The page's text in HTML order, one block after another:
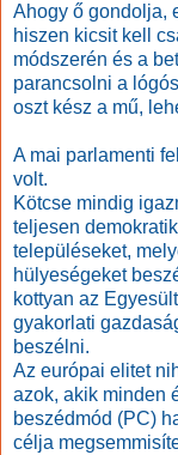
Ahogy ő gondolja,
hiszen kicsit kell
módszerén és a
parancsolni a
oszt kész a mű,
A mai parlamenti
volt.
Kötcse mindig
teljesen
településeket,
hülyeségeket
kottyan az
gyakorlati
beszélni.
Az európai elitet
azok, akik minden
beszédmód (PC)
célja